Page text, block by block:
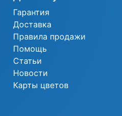
Гарантия
Доставка
Правила продажи
Помощь
Статьи
Новости
Карты цветов